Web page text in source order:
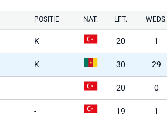
POSITIE NAT. LFT. WEDS.
K 20 1
K 30 29
- 20 0
- 19 1